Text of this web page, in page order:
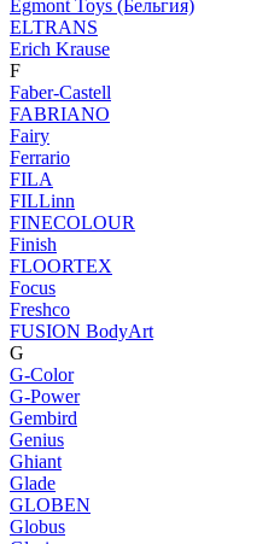
Egmont Toys (Бельгия)
ELTRANS
Erich Krause
F
Faber-Castell
FABRIANO
Fairy
Ferrario
FILA
FILLinn
FINECOLOUR
Finish
FLOORTEX
Focus
Freshco
FUSION BodyArt
G
G-Color
G-Power
Gembird
Genius
Ghiant
Glade
GLOBEN
Globus